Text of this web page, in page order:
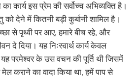
कार्य इस प्रेम की सर्वोच्च अभिव्यक्ति है।
देने में कितनी बड़ी कुर्बानी शामिल है।
से पृथ्वी पर आए, हमारे बीच रहे, और
दे दिया। यह निःस्वार्थ कार्य केवल
यह परमेश्वर के उस वचन की पूर्ति थी जिसमें
कराने का वादा किया था, हमें पाप से